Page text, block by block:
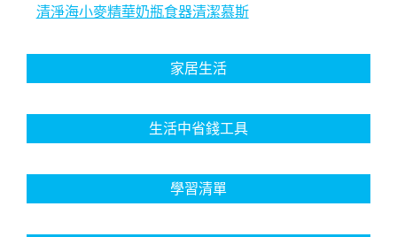
清淨海小麥精華奶瓶食器清潔慕斯
家居生活
生活中省錢工具
學習清單